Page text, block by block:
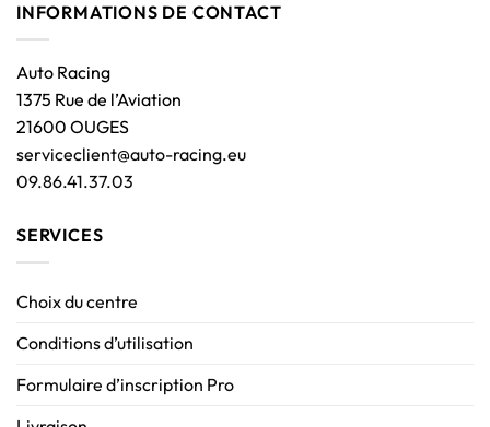
INFORMATIONS DE CONTACT
Auto Racing
1375 Rue de l’Aviation
21600 OUGES
serviceclient@auto-racing.eu
09.86.41.37.03
SERVICES
Choix du centre
Conditions d’utilisation
Formulaire d’inscription Pro